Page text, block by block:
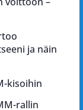
ja näin
kisoihin
rallin